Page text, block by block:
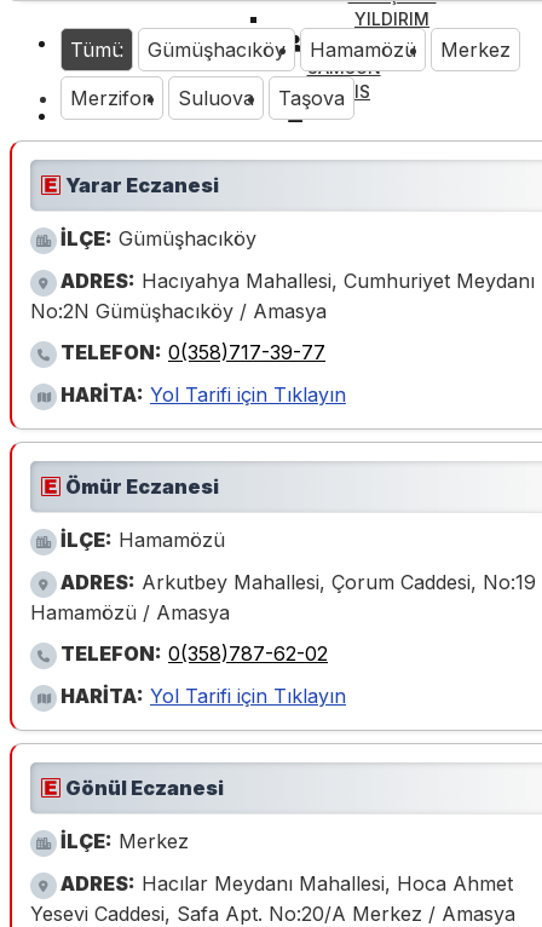
YILDIRIM
İZMİR
SAMSUN
KIBRIS
Tümü Gümüşhacıköy Hamamözü
Merkez
Merzifon
Suluova Taşova
Yarar Eczanesi
İLÇE: Gümüşhacıköy
ADRES: Hacıyahya Mahallesi, Cumhuriyet Meydanı
No:2N Gümüşhacıköy / Amasya
TELEFON: 0(358)717-39-77
HARİTA: Yol Tarifi için Tıklayın
Ömür Eczanesi
İLÇE: Hamamözü
ADRES: Arkutbey Mahallesi, Çorum Caddesi, No:19
Hamamözü / Amasya
TELEFON: 0(358)787-62-02
HARİTA: Yol Tarifi için Tıklayın
Gönül Eczanesi
İLÇE: Merkez
ADRES: Hacılar Meydanı Mahallesi, Hoca Ahmet
Yesevi Caddesi, Safa Apt. No:20/A Merkez / Amasya